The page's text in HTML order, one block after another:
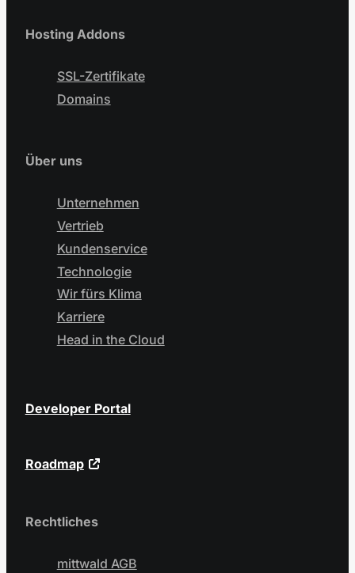
Hosting Addons
SSL-Zertifikate
Domains
Über uns
Unternehmen
Vertrieb
Kundenservice
Technologie
Wir fürs Klima
Karriere
Head in the Cloud
Developer Portal
Roadmap
Rechtliches
mittwald AGB